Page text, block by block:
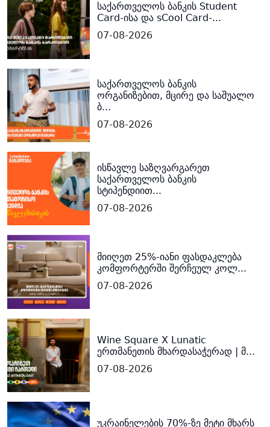
საქართველოს ბანკის Student
Card-ისა და sCool Card-...
07-08-2026
საქართველოს ბანკის
ორგანიზებით, მცირე და საშუალო
ბ...
07-08-2026
ისწავლე საზღვარგარეთ
საქართველოს ბანკის
სტიპენდიით...
07-08-2026
მიიღეთ 25%-იანი ფასდაკლება
კომფორტერში შერჩეულ კოლ...
07-08-2026
Wine Square X Lunatic
ერთმანეთის მხარდასაჭერად | მ...
07-08-2026
უკრაინელების 70%-ზე მეტი მხარს